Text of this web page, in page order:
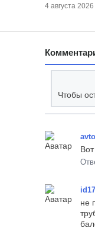
4 августа 2026
Чтобы
не